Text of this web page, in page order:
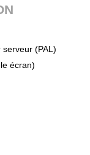
serveur (PAL)
écran)